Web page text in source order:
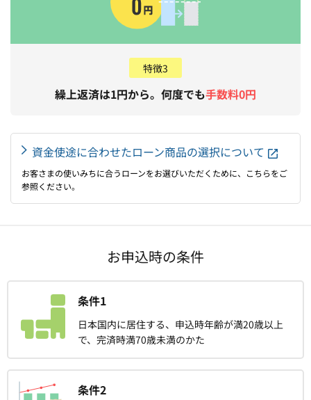
特徴3
繰上返済は1円から。何度でも手数料0円
資金使途に合わせたローン商品の選択について
お客さまの使いみちに合うローンをお選びいただくために、こちらをご
参照ください。
お申込時の条件
条件1
日本国内に居住する、申込時年齢が満20歳以上
で、完済時満70歳未満のかた
条件2